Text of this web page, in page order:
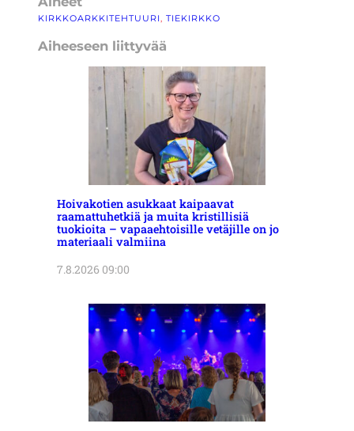
KIRKKOARKKITEHTUURI, TIEKIRKKO
Aiheeseen liittyvää
Hoivakotien asukkaat kaipaavat
raamattuhetkiä ja muita kristillisiä
tuokioita – vapaaehtoisille vetäjille on jo
materiaali valmiina
7.8.2026 09:00